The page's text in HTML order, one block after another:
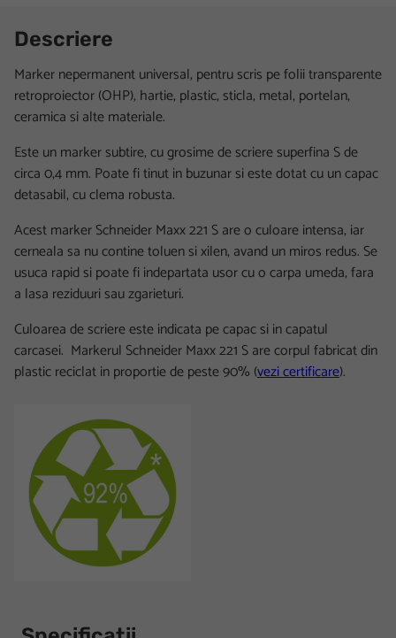
Descriere
Marker nepermanent universal, pentru scris pe folii transparente
retroproiector (OHP), hartie, plastic, sticla, metal, portelan,
ceramica si alte materiale.
Este un marker subtire, cu grosime de scriere superfina S de
circa 0,4 mm. Poate fi tinut in buzunar si este dotat cu un capac
detasabil, cu clema robusta.
Acest marker Schneider Maxx 221 S are o culoare intensa, iar
cerneala sa nu contine toluen si xilen, avand un miros redus. Se
usuca rapid si poate fi indepartata usor cu o carpa umeda, fara
a lasa reziduuri sau zgarieturi.
Culoarea de scriere este indicata pe capac si in capatul
carcasei. Markerul Schneider Maxx 221 S are corpul fabricat din
plastic reciclat in proportie de peste 90% (vezi certificare).